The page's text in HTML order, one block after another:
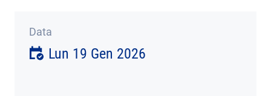
CHI SIAMO
Data
Lun 19 Gen 2026